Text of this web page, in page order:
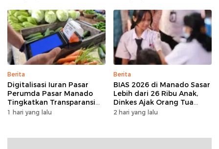
Berita
Digitalisasi Iuran Pasar
Perumda Pasar Manado
Tingkatkan Transparansi
dan Tata Kelola Keuangan
1 hari yang lalu
Berita
BIAS 2026 di Manado Sasar
Lebih dari 26 Ribu Anak,
Dinkes Ajak Orang Tua
Dukung Imunisasi
2 hari yang lalu